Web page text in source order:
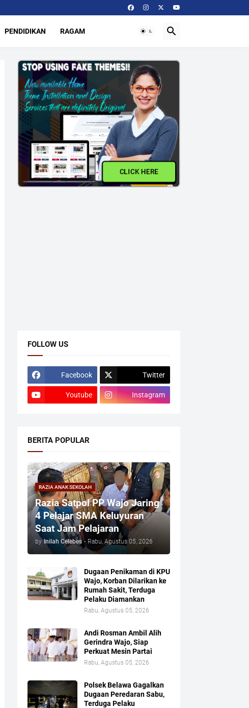
PENDIDIKAN RAGAM
CLICK HERE
FOLLOW US
Facebook Twitter
Youtube Instagram
BERITA POPULAR
RAZIA ANAK SEKOLAH
Razia Satpol PP Wajo Jaring
4 Pelajar SMA Keluyuran
Saat Jam Pelajaran
by Inilah Celebes - Rabu, Agustus 05, 2026
Dugaan Penikaman di KPU
Wajo, Korban Dilarikan ke
Rumah Sakit, Terduga
Pelaku Diamankan
Rabu, Agustus 05, 2026
Andi Rosman Ambil Alih
Gerindra Wajo, Siap
Perkuat Mesin Partai
Rabu, Agustus 05, 2026
Polsek Belawa Gagalkan
Dugaan Peredaran Sabu,
Terduga Pelaku